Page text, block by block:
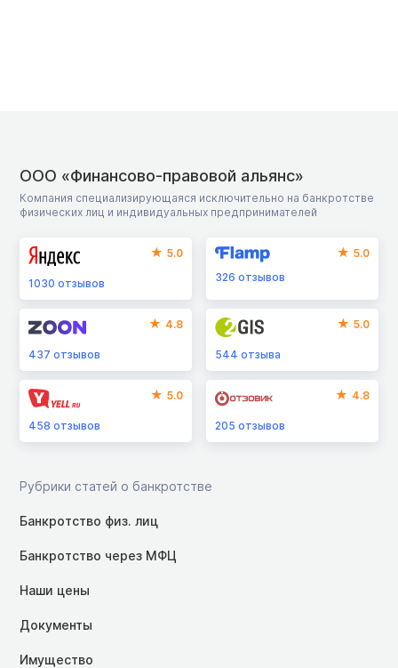
ООО «Финансово-правовой альянс»
Компания специализирующаяся исключительно на банкротстве
физических лиц и индивидуальных предпринимателей
5.0
1030 отзывов
5.0
326отзывов
4.8
437 отзывов
5.0
544отзыва
5.0
458 отзывов
4.8
205отзывов
Рубрики статей о банкротстве
Банкротство физ. лиц
Банкротство через МФЦ
Наши цены
Документы
Имущество